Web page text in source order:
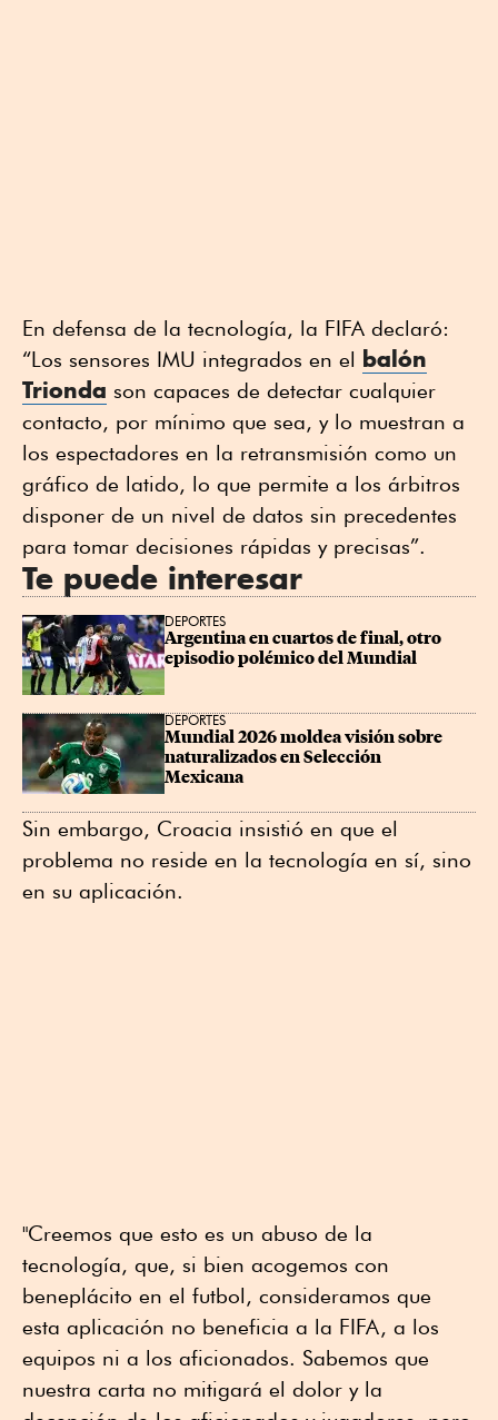
En defensa de la tecnología, la FIFA declaró:
“Los sensores IMU integrados en el balón
Trionda son capaces de detectar cualquier
contacto, por mínimo que sea, y lo muestran a
los espectadores en la retransmisión como un
gráfico de latido, lo que permite a los árbitros
disponer de un nivel de datos sin precedentes
para tomar decisiones rápidas y precisas”.
Te puede interesar
DEPORTES
Argentina en cuartos de final, otro
episodio polémico del Mundial
DEPORTES
Mundial 2026 moldea visión sobre
naturalizados en Selección
Mexicana
Sin embargo, Croacia insistió en que el
problema no reside en la tecnología en sí, sino
en su aplicación.
"Creemos que esto es un abuso de la
tecnología, que, si bien acogemos con
beneplácito en el futbol, consideramos que
esta aplicación no beneficia a la FIFA, a los
equipos ni a los aficionados. Sabemos que
nuestra carta no mitigará el dolor y la